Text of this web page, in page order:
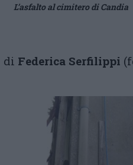
L’asfalto al cimitero di Candia
di Federica Serfilippi